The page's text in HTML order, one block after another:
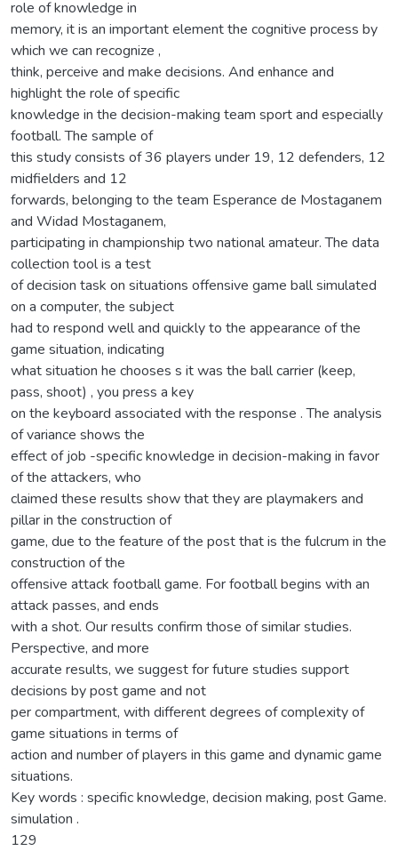
role of knowledge in
memory, it is an important element the cognitive process by
which we can recognize ,
think, perceive and make decisions. And enhance and
highlight the role of specific
knowledge in the decision-making team sport and especially
football. The sample of
this study consists of 36 players under 19, 12 defenders, 12
midfielders and 12
forwards, belonging to the team Esperance de Mostaganem
and Widad Mostaganem,
participating in championship two national amateur. The data
collection tool is a test
of decision task on situations offensive game ball simulated
on a computer, the subject
had to respond well and quickly to the appearance of the
game situation, indicating
what situation he chooses s it was the ball carrier (keep,
pass, shoot) , you press a key
on the keyboard associated with the response . The analysis
of variance shows the
effect of job -specific knowledge in decision-making in favor
of the attackers, who
claimed these results show that they are playmakers and
pillar in the construction of
game, due to the feature of the post that is the fulcrum in the
construction of the
offensive attack football game. For football begins with an
attack passes, and ends
with a shot. Our results confirm those of similar studies.
Perspective, and more
accurate results, we suggest for future studies support
decisions by post game and not
per compartment, with different degrees of complexity of
game situations in terms of
action and number of players in this game and dynamic game
situations.
Key words : specific knowledge, decision making, post Game.
simulation .
129